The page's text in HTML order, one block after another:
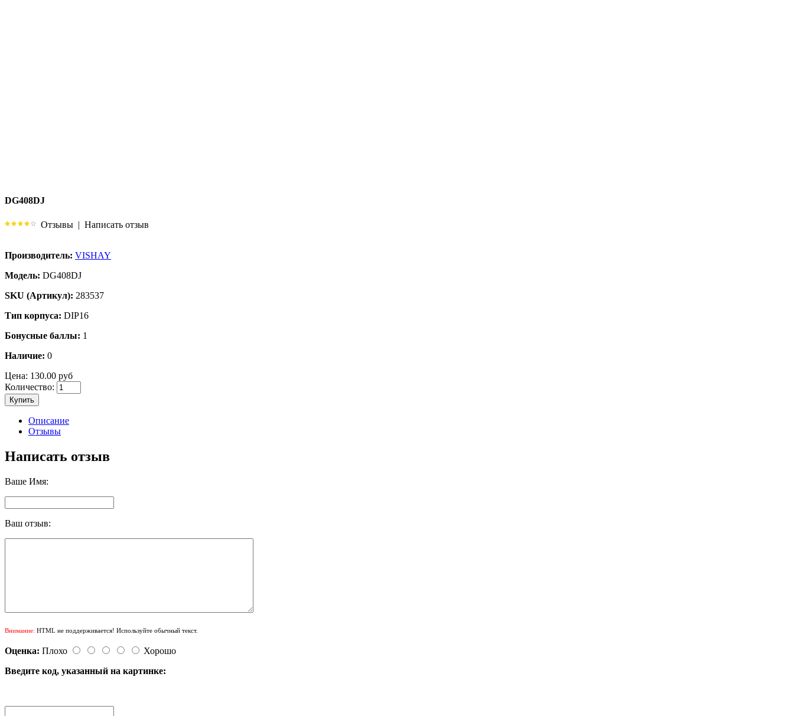
DG408DJ
Отзывы | Написать отзыв
Производитель: VISHAY
Модель: DG408DJ
SKU (Артикул): 283537
Тип корпуса: DIP16
Бонусные баллы: 1
Наличие: 0
Цена: 130.00 руб
Количество:
Купить
Описание
Отзывы
Написать отзыв
Ваше Имя:
Ваш отзыв:
Внимание: HTML не поддерживается! Используйте обычный текст.
Оценка: Плохо
Хорошо
Введите код, указанный на картинке: